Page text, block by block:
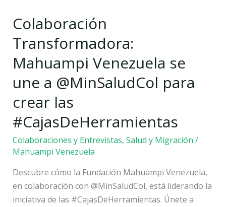
Colaboración
Transformadora:
Mahuampi Venezuela se
une a @MinSaludCol para
crear las
#CajasDeHerramientas
Colaboraciones y Entrevistas, Salud y Migración /
Mahuampi Venezuela
Descubre cómo la Fundación Mahuampi Venezuela,
en colaboración con @MinSaludCol, está liderando la
iniciativa de las #CajasDeHerramientas. Únete a
Mahuampi
se
une
@MinSaludCol
para
crear
las
#CajasDeHerramientas